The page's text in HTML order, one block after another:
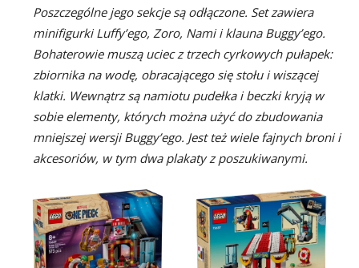
Poszczególne jego sekcje są odłączone. Set zawiera
minifigurki Luffy’ego, Zoro, Nami i klauna Buggy’ego.
Bohaterowie muszą uciec z trzech cyrkowych pułapek:
zbiornika na wodę, obracającego się stołu i wiszącej
klatki. Wewnątrz są namiotu pudełka i beczki kryją w
sobie elementy, których można użyć do zbudowania
mniejszej wersji Buggy’ego. Jest też wiele fajnych broni i
akcesoriów, w tym dwa plakaty z poszukiwanymi.